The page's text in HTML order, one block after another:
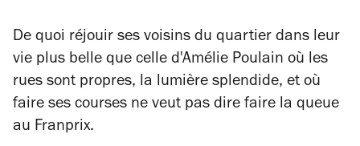
De quoi réjouir ses voisins du quartier dans leur
vie plus belle que celle d'Amélie Poulain où les
rues sont propres, la lumière splendide, et où
faire ses courses ne veut pas dire faire la queue
au Franprix.